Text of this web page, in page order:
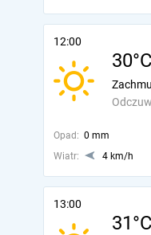
12:00
30°C
Opad: 0 mm
Wiatr:
4 km/h
13:00
31°C